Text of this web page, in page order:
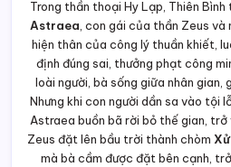
Trong thần thoại Hy Lạp, Thiên
Astraea, con gái của thần Zeus và
hiện thân của công lý thuần khiết,
định đúng sai, thưởng phạt công
loài người, bà sống giữa nhân gian,
Nhưng khi con người dần sa vào tội
Astraea buồn bã rời bỏ thế gian,
Zeus đặt lên bầu trời thành chòm
mà bà cầm được đặt bên cạnh,